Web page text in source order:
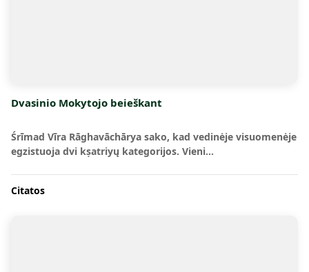
Dvasinio Mokytojo beieškant
Śrīmad Vīra Rāghavāchārya sako, kad vedinėje visuomenėje
egzistuoja dvi kṣatriyų kategorijos. Vieni…
Citatos